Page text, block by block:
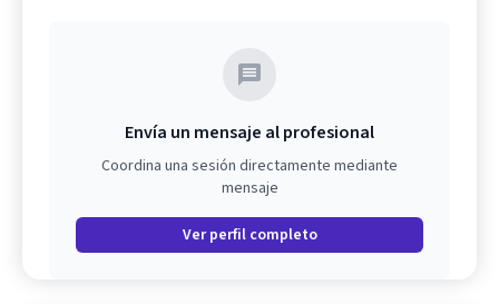
Envía un mensaje al profesional
Coordina una sesión directamente mediante
mensaje
Ver perfil completo